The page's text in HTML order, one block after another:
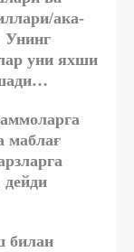
ака-
Унинг
уни яхши
маблағ
билан